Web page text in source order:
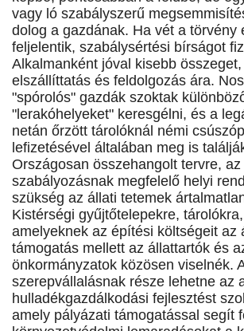
vagy ló szabályszerű
dolog a gazdának. Ha vét a törvény
feljelentik, szabálysértési bírságot
Alkalmanként jóval kisebb
elszállíttatás és feldolgozás ára.
"spórolós" gazdák szoktak
"lerakóhelyeket" keresgélni, és a
netán őrzött tárolóknál némi
lefizetésével általában meg is
Országosan összehangolt tervre, az
szabályozásnak megfelelő helyi
szükség az állati tetemek
Kistérségi gyűjtőtelepekre,
amelyeknek az építési költségeit az
támogatás mellett az állattartók és
önkormányzatok közösen viselnék.
szerepvállalásnak része lehetne az
hulladékgazdálkodási fejlesztést
amely pályázati támogatással segít